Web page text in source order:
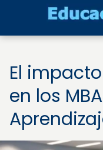
El
en los